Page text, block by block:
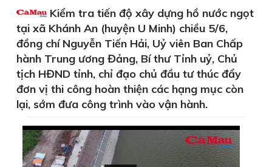
Kiểm tra tiến độ xây dựng hồ nước ngọt
tại xã Khánh An (huyện U Minh) chiều 5/6,
đồng chí Nguyễn Tiến Hải, Uỷ viên Ban Chấp
hành Trung ương Đảng, Bí thư Tỉnh uỷ, Chủ
tịch HĐND tỉnh, chỉ đạo chủ đầu tư thúc đẩy
đơn vị thi công hoàn thiện các hạng mục còn
lại, sớm đưa công trình vào vận hành.